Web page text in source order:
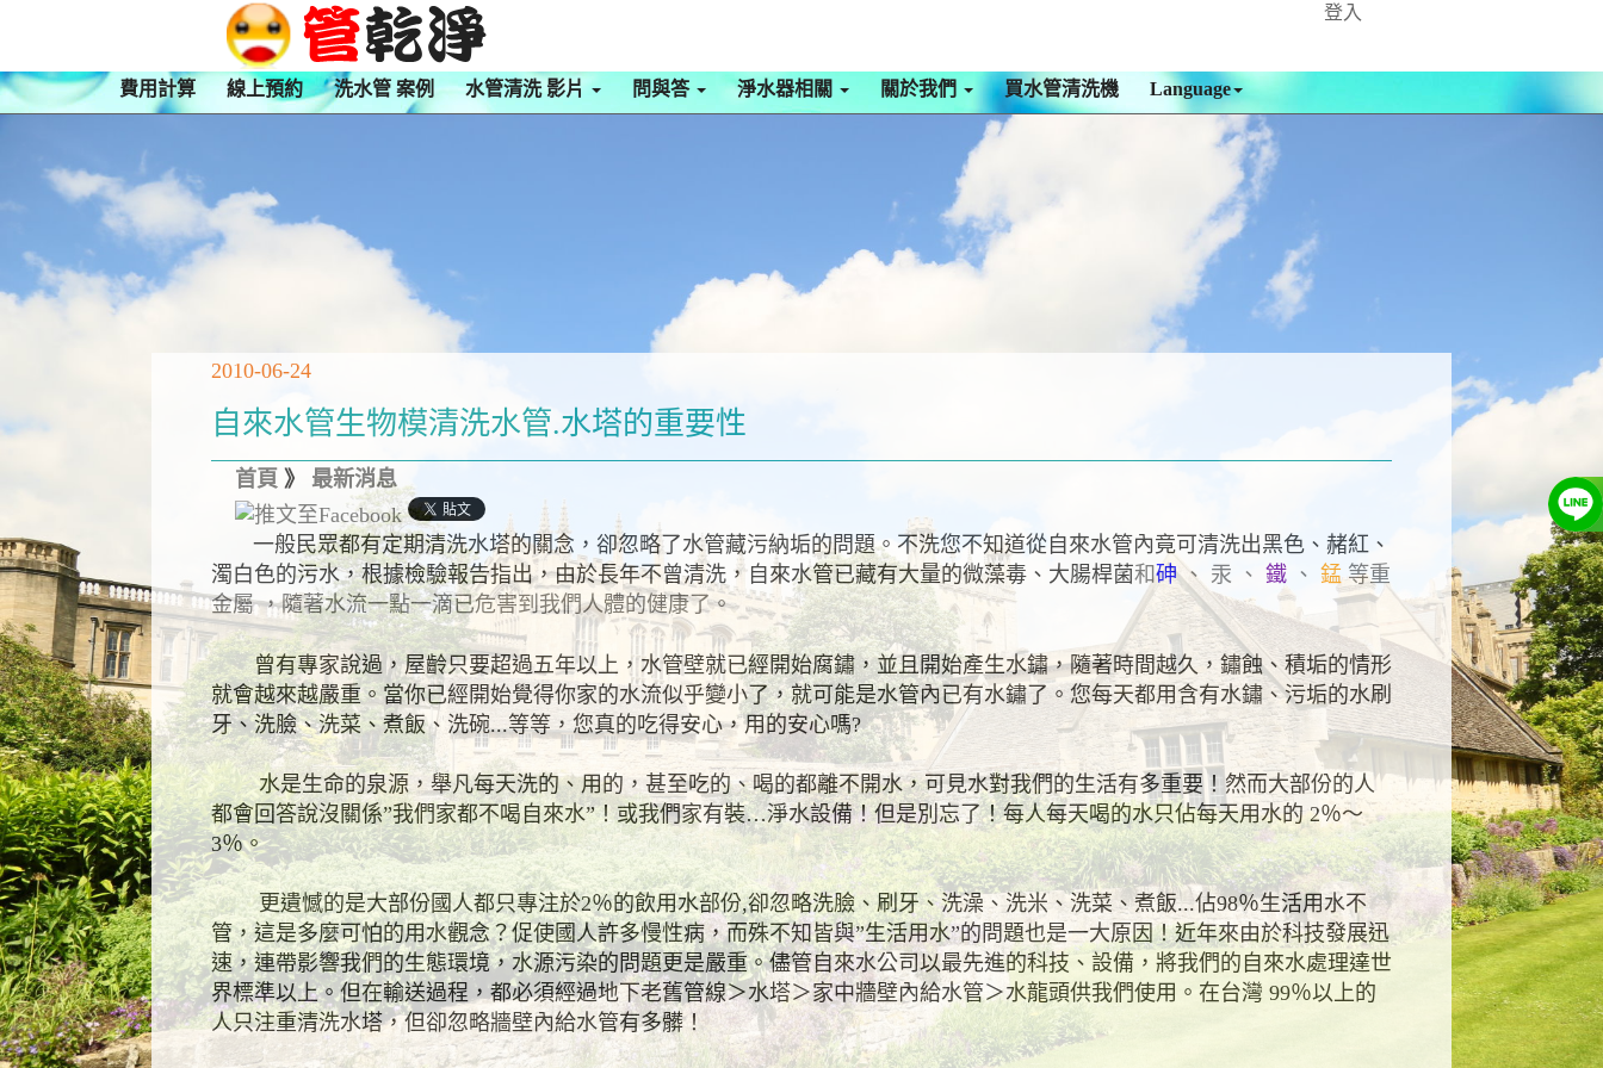
登入
費用計算 線上預約 洗水管 案例 水管清洗 影片 問與答 淨水器相關 關於我們 買水管清洗機 Language
2010-06-24
自來水管生物模清洗水管.水塔的重要性
首頁 》 最新消息
一般民眾都有定期清洗水塔的關念，卻忽略了水管藏污納垢的問題。不洗您不知道從自來水管內竟可清洗出黑色、赭紅、
濁白色的污水，根據檢驗報告指出，由於長年不曾清洗，自來水管已藏有大量的微藻毒、大腸桿菌和砷、 汞 、 鐵 、 錳 等重
金屬 ，隨著水流一點一滴已危害到我們人體的健康了。
曾有專家說過，屋齡只要超過五年以上，水管壁就已經開始腐鏽，並且開始產生水鏽，隨著時間越久，鏽蝕、積垢的情形
就會越來越嚴重。當你已經開始覺得你家的水流似乎變小了，就可能是水管內已有水鏽了。您每天都用含有水鏽、污垢的水刷
牙、洗臉、洗菜、煮飯、洗碗...等等，您真的吃得安心，用的安心嗎?
水是生命的泉源，舉凡每天洗的、用的，甚至吃的、喝的都離不開水，可見水對我們的生活有多重要！然而大部份的人
都會回答說沒關係”我們家都不喝自來水”！或我們家有裝…淨水設備！但是別忘了！每人每天喝的水只佔每天用水的2％～
3％。
更遺憾的是大部份國人都只專注於2％的飲用水部份,卻忽略洗臉、刷牙、洗澡、洗米、洗菜、煮飯...佔98％生活用水不
管，這是多麼可怕的用水觀念？促使國人許多慢性病，而殊不知皆與”生活用水”的問題也是一大原因！近年來由於科技發展迅
速，連帶影響我們的生態環境，水源污染的問題更是嚴重。儘管自來水公司以最先進的科技、設備，將我們的自來水處理達世
界標準以上。但在輸送過程，都必須經過地下老舊管線＞水塔＞家中牆壁內給水管＞水龍頭供我們使用。在台灣 99％以上的
人只注重清洗水塔，但卻忽略牆壁內給水管有多髒！